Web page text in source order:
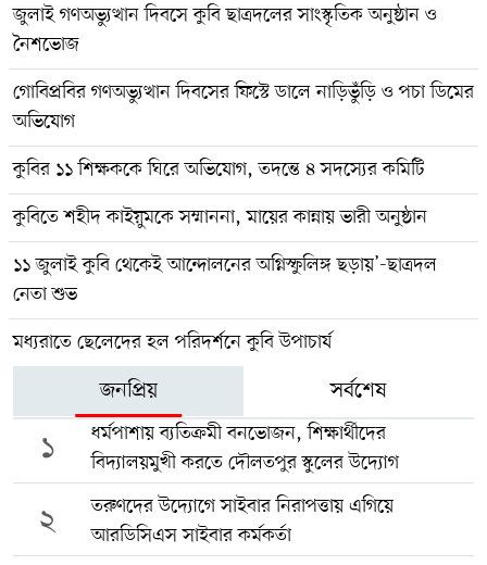
জুলাই গণঅভ্যুত্থান দিবসে কুবি ছাত্রদলের সাংস্কৃতিক অনুষ্ঠান ও
নৈশভোজ
গোবিপ্রবির গণঅভ্যুত্থান দিবসের ফিস্টে ডালে নাড়িভুঁড়ি ও পচা ডিমের
অভিযোগ
কুবির ১১ শিক্ষককে ঘিরে অভিযোগ, তদন্তে ৪ সদস্যের কমিটি
কুবিতে শহীদ কাইয়ুমকে সম্মাননা, মায়ের কান্নায় ভারী অনুষ্ঠান
১১ জুলাই কুবি থেকেই আন্দোলনের অগ্নিস্ফুলিঙ্গ ছড়ায়’-ছাত্রদল
নেতা শুভ
মধ্যরাতে ছেলেদের হল পরিদর্শনে কুবি উপাচার্য
জনপ্রিয় সর্বশেষ
১
ধর্মপাশায় ব্যতিক্রমী বনভোজন, শিক্ষার্থীদের
বিদ্যালয়মুখী করতে দৌলতপুর স্কুলের উদ্যোগ
২
তরুণদের উদ্যোগে সাইবার নিরাপত্তায় এগিয়ে
আরডিসিএস সাইবার কর্মকর্তা